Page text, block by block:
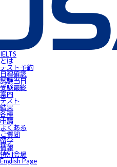
IELTS
とは
テスト予約
日程確認
試験当⽇
受験最終
案内
テスト
結果
各種
申請
よくある
ご質問
留学
情報
特別会場
English Page
IELTS Masterclass Webinar
ワンポイント・アドバイス動画
JSAF-IELTS Academic Supervisor
IELTSサクセスストーリー
IELTSオンラインセミナー
Prepare for IELTS
Book Your Test
Apply for IELTS at Public Venue
Request for Speaking Test Date/
Final Information
FAQ
Access
Results
IELTS東梅田｜JSAF-IELTS公式テ
IELTS京都｜JSAF-IELTS公式テス
学部留学
語学留学